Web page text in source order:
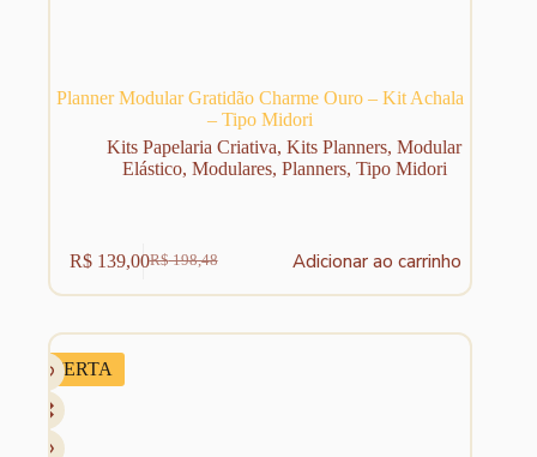
Planner Modular Gratidão Charme Ouro – Kit Achala
– Tipo Midori
Kits Papelaria Criativa,Kits Planners,Modular
Elástico, Modulares, Planners, Tipo Midori
R$198,48
O
preço
era:
R$139,00O
preço
é:
Adicionar ao carrinho
OFERTA